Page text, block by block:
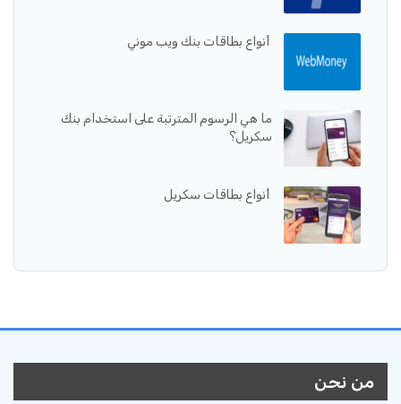
أنواع بطاقات بنك ويب موني
ما هي الرسوم المترتبة على استخدام بنك
سكريل؟
أنواع بطاقات سكريل
من نحن